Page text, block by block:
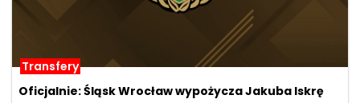
Transfery
Oficjalnie: Śląsk Wrocław wypożycza Jakuba Iskrę